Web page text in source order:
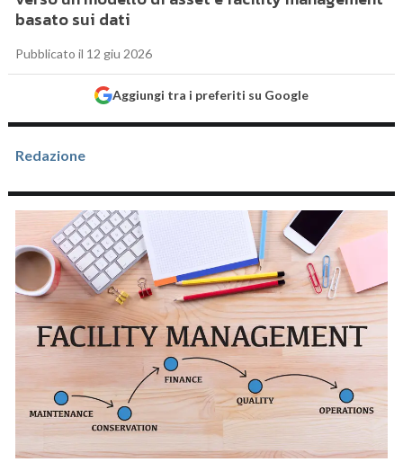
basato sui dati
Pubblicato il 12 giu 2026
Aggiungi tra i preferiti su Google
Redazione